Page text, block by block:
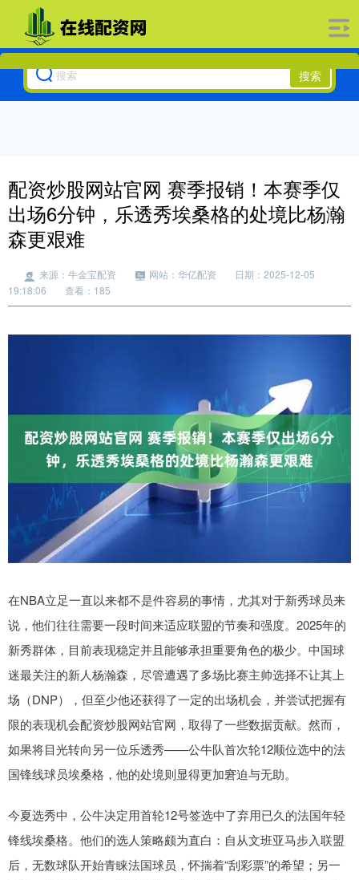
搜索
配资炒股网站官网 赛季报销！本赛季仅
出场6分钟，乐透秀埃桑格的处境比杨瀚
森更艰难
来源：牛金宝配资 网站：华亿配资
日期：2025-12-05
19:18:06
查看：185
在NBA立足一直以来都不是件容易的事情，尤其对于新秀球员来
说，他们往往需要一段时间来适应联盟的节奏和强度。2025年的
新秀群体，目前表现稳定并且能够承担重要角色的极少。中国球
迷最关注的新人杨瀚森，尽管遭遇了多场比赛主帅选择不让其上
场（DNP），但至少他还获得了一定的出场机会，并尝试把握有
限的表现机会配资炒股网站官网，取得了一些数据贡献。然而，
如果将目光转向另一位乐透秀——公牛队首次轮12顺位选中的法
国锋线球员埃桑格，他的处境则显得更加窘迫与无助。
今夏选秀中，公牛决定用首轮12号签选中了弃用已久的法国年轻
锋线埃桑格。他们的选人策略颇为直白：自从文班亚马步入联盟
后，无数球队开始青睐法国球员，怀揣着“刮彩票”的希望；另一